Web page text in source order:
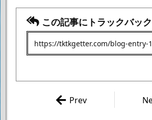
この記事にトラックバッ
Prev